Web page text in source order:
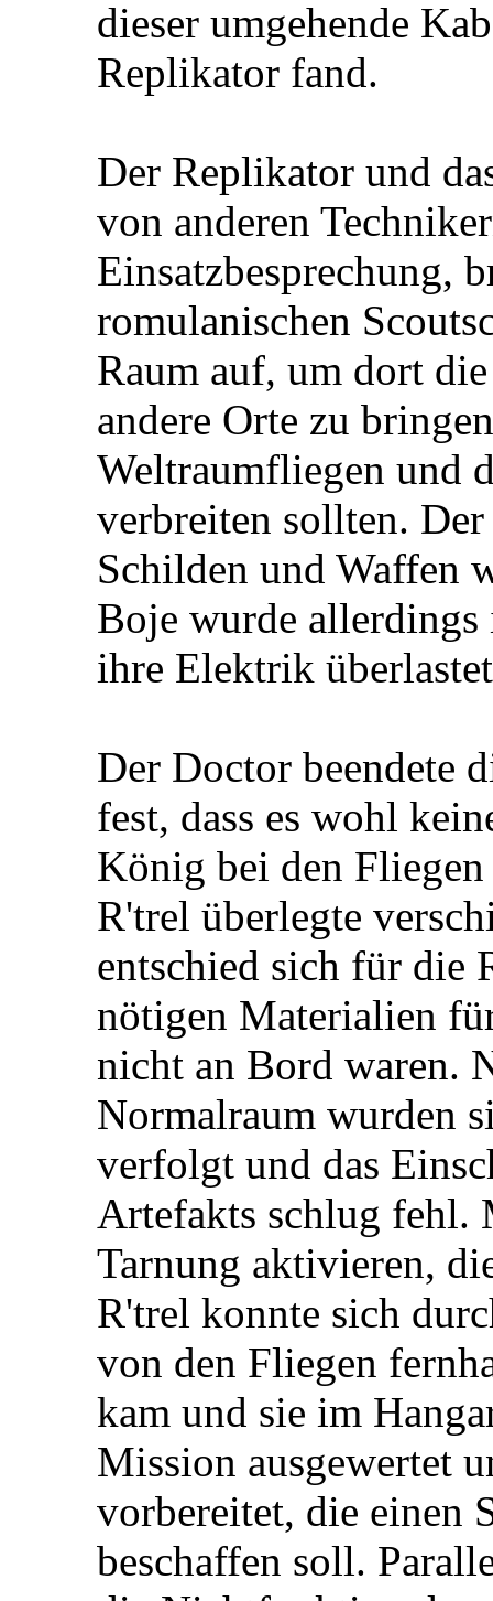
dieser umgehende
Replikator fand.
Der Replikator und
von anderen
Einsatzbesprechung,
romulanischen
Raum auf, um dort
andere Orte zu
Weltraumfliegen und
verbreiten sollten.
Schilden und Waffen
Boje wurde allerdings
ihre Elektrik
Der Doctor beendete
fest, dass es wohl
König bei den
R'trel überlegte
entschied sich für die
nötigen Materialien
nicht an Bord waren.
Normalraum wurden
verfolgt und das
Artefakts schlug fehl.
Tarnung aktivieren,
R'trel konnte sich
von den Fliegen
kam und sie im
Mission ausgewertet
vorbereitet, die einen
beschaffen soll.